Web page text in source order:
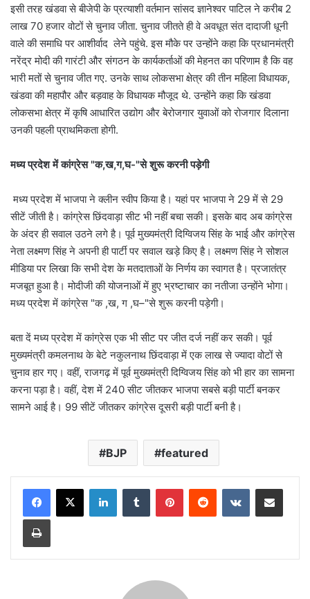
इसी तरह खंडवा से बीजेपी के प्रत्याशी वर्तमान सांसद ज्ञानेश्वर पाटिल ने करीब 2
लाख 70 हजार वोटों से चुनाव जीता. चुनाव जीतते ही वे अवधूत संत दादाजी धूनी
वाले की समाधि पर आशीर्वाद लेने पहुंचे. इस मौके पर उन्होंने कहा कि प्रधानमंत्री
नरेंद्र मोदी की गारंटी और संगठन के कार्यकर्ताओं की मेहनत का परिणाम है कि वह
भारी मतों से चुनाव जीत गए. उनके साथ लोकसभा क्षेत्र की तीन महिला विधायक,
खंडवा की महापौर और बड़वाह के विधायक मौजूद थे. उन्होंने कहा कि खंडवा
लोकसभा क्षेत्र में कृषि आधारित उद्योग और बेरोजगार युवाओं को रोजगार दिलाना
उनकी पहली प्राथमिकता होगी.
मध्य प्रदेश में कांग्रेस "क,ख,ग,घ-"से शुरू करनी पड़ेगी
मध्य प्रदेश में भाजपा ने क्लीन स्वीप किया है। यहां पर भाजपा ने 29 में से 29
सीटें जीती है। कांग्रेस छिंदवाड़ा सीट भी नहीं बचा सकी। इसके बाद अब कांग्रेस
के अंदर ही सवाल उठने लगे है। पूर्व मुख्यमंत्री दिग्विजय सिंह के भाई और कांग्रेस
नेता लक्ष्मण सिंह ने अपनी ही पार्टी पर सवाल खड़े किए है। लक्ष्मण सिंह ने सोशल
मीडिया पर लिखा कि सभी देश के मतदाताओं के निर्णय का स्वागत है। प्रजातंत्र
मजबूत हुआ है। मोदीजी की योजनाओं में हुए भ्रष्टाचार का नतीजा उन्होंने भोगा।
मध्य प्रदेश में कांग्रेस "क ,ख, ग ,घ–"से शुरू करनी पड़ेगी।
बता दें मध्य प्रदेश में कांग्रेस एक भी सीट पर जीत दर्ज नहीं कर सकी। पूर्व
मुख्यमंत्री कमलनाथ के बेटे नकुलनाथ छिंदवाड़ा में एक लाख से ज्यादा वोटों से
चुनाव हार गए। वहीं, राजगढ़ में पूर्व मुख्यमंत्री दिग्विजय सिंह को भी हार का सामना
करना पड़ा है। वहीं, देश में 240 सीट जीतकर भाजपा सबसे बड़ी पार्टी बनकर
सामने आई है। 99 सीटें जीतकर कांग्रेस दूसरी बड़ी पार्टी बनी है।
BJP featured
LinkedInTumblr PinterestReddit VKontakteShare via Email
Print